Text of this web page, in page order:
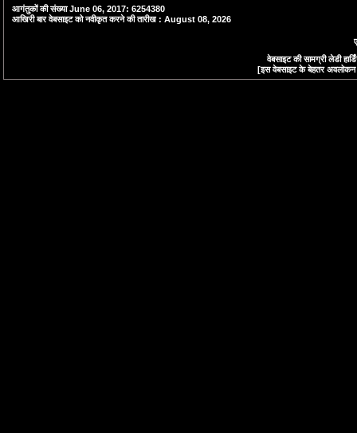
आगंतुकों की संख्या June 06, 2017: 6254380
आखिरी बार वेबसाइट को नवीकृत करने की तारीख : August 08, 2026
वेबसाइट की सामग्री लेडी
[इस वेबसाइट के बेहतर